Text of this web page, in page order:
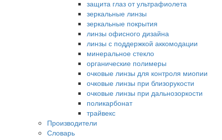
защита глаз от ультрафиолета
зеркальные линзы
зеркальные покрытия
линзы офисного дизайна
линзы с поддержкой аккомодации
минеральное стекло
органические полимеры
очковые линзы для контроля миопии
очковые линзы при близорукости
очковые линзы при дальнозоркости
поликарбонат
трайвекс
Производители
Словарь